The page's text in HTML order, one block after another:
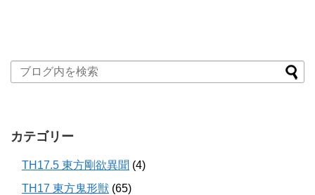
カテゴリー
TH17.5 東方剛欲異聞 (4)
TH17 東方鬼形獣 (65)